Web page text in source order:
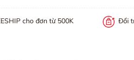
cho đơn từ 500K Đổi